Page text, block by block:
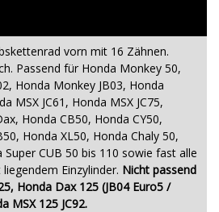
vorn mit 16 Zähnen.
Passend für Honda Monkey 50,
Honda Monkey JB03, Honda
MSX JC61, Honda MSX JC75,
Honda CB50, Honda CY50,
Honda XL50, Honda Chaly 50,
Super CUB 50 bis 110 sowie fast alle
Einzylinder. Nicht passend
Honda Dax 125 (JB04 Euro5 /
MSX 125 JC92.